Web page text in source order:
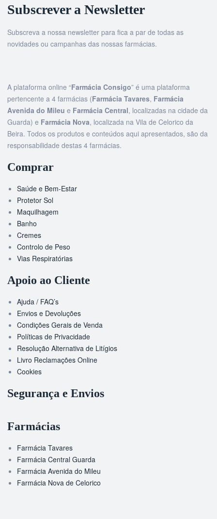
Subscrever a Newsletter
Subscreva a nossa newsletter para fica a par de todas as
novidades ou campanhas das nossas farmácias.
A plataforma online “Farmácia Consigo” é uma plataforma
pertencente a 4 farmácias (Farmácia Tavares, Farmácia
Avenida do Mileu e Farmácia Central, localizadas na cidade da
Guarda) e Farmácia Nova, localizada na Vila de Celorico da
Beira. Todos os produtos e conteúdos aqui apresentados, são da
responsabilidade destas 4 farmácias.
Comprar
Saúde e Bem-Estar
Protetor Sol
Maquilhagem
Banho
Cremes
Controlo de Peso
Vias Respiratórias
Apoio ao Cliente
Ajuda / FAQ’s
Envios e Devoluções
Condições Gerais de Venda
Políticas de Privacidade
Resolução Alternativa de Litígios
Livro Reclamações Online
Cookies
Segurança e Envios
Farmácias
Farmácia Tavares
Farmácia Central Guarda
Farmácia Avenida do Mileu
Farmácia Nova de Celorico